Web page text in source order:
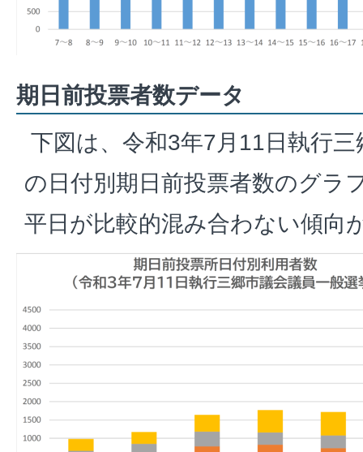
期日前投票者数データ
下図は、令和3年7月11日執行
の日付別期日前投票者数のグラ
平日が比較的混み合わない傾向